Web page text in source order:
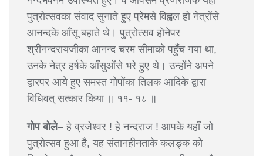
पुत्रोत्सवका संवाद सुनाते हुए प्रेमसे विह्वल हो नेत्रोंसे
आनन्दके आँसू बहाते थे। पुत्रोत्सव होनेपर
श्रीनन्दरायजीका आनन्द चरम सीमाको पहुँच गया था,
उनके नेत्र हर्षके आँसुओंसे भरे हुए थे। उन्होंने अपने
द्वारपर आये हुए समस्त गोपोंका तिलक आदिके द्वारा
विधिवत् सत्कार किया ॥ ११- १८ ॥
गोप बोले– हे व्रजेश्वर ! हे नन्दराज ! आपके यहाँ जो
पुत्रोत्सव हुआ है, यह संतानहीनताके कलङ्क को